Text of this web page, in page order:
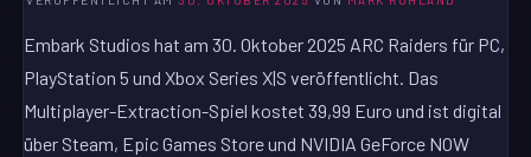
Embark Studios hat am 30. Oktober 2025 ARC Raiders für PC,
PlayStation 5 und Xbox Series X|S veröffentlicht. Das
Multiplayer-Extraction-Spiel kostet 39,99 Euro und ist digital
über Steam, Epic Games Store und NVIDIA GeForce NOW